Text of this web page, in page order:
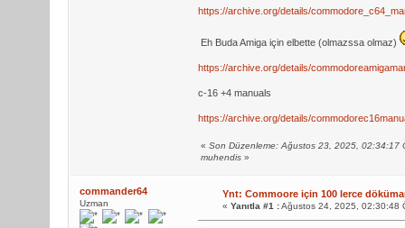
https://archive.org/details/
Eh Buda Amiga için elbette (olmazssa olmaz)
https://archive.org/details/
c-16 +4 manuals
https://archive.org/details/
« Son Düzenleme: Ağustos 23, 2025, 02:34:17
muhendis»
commander64
Uzman
Ynt: Commoore için 100 lerce
« Yanıtla #1 :Ağustos 24, 2025, 02:30:48